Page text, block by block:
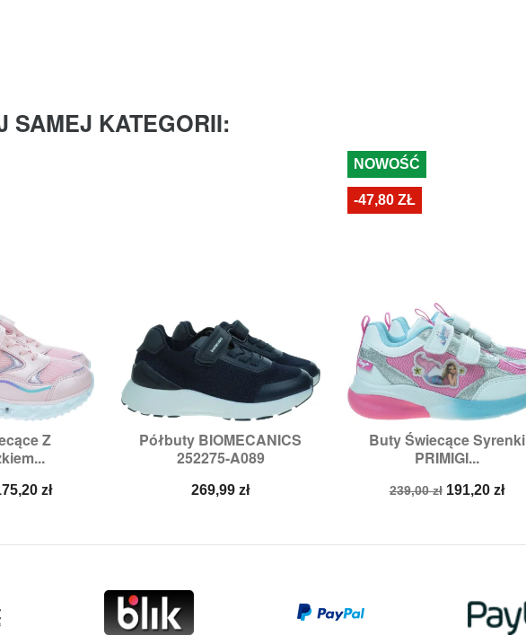
SAMEJ KATEGORII:
Z
zł
29
Półbuty BIOMECANICS
252275-A089
Cena
269,99 zł
Szybki podgląd
Rozmiary:28,33
Buty Świecące Syrenki
PRIMIGI...
Cena
239,00 zł Cena
191,20 zł
Szybki podgląd
Rozmiary:28
NOWOŚĆ
-47,80 ZŁ